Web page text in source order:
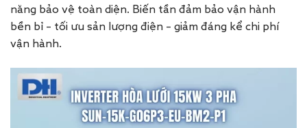
năng bảo vệ toàn diện. Biến tần đảm bảo vận hành
bền bỉ – tối ưu sản lượng điện – giảm đáng kể chi phí
vận hành.